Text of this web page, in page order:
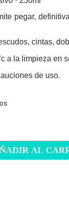
pegar,
cintas,
a la limpieza en
de uso.
AL